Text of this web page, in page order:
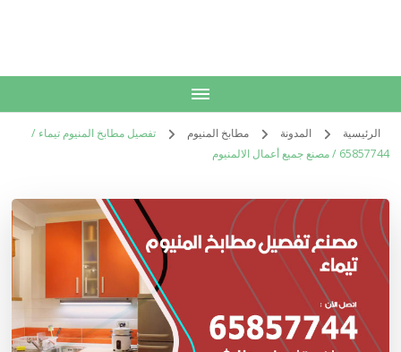
الرئيسية المدونة مطابخ المنيوم
تفصيل مطابخ المنيوم تيماء /
65857744 / مصنع جميع أعمال الالمنيوم